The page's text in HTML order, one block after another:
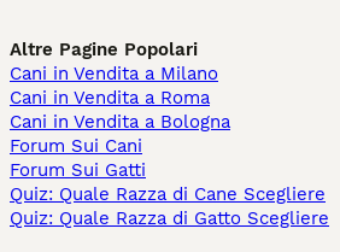
Altre Pagine Popolari
Cani in Vendita a Milano
Cani in Vendita a Roma
Cani in Vendita a Bologna
Forum Sui Cani
Forum Sui Gatti
Quiz: Quale Razza di Cane Scegliere
Quiz: Quale Razza di Gatto Scegliere